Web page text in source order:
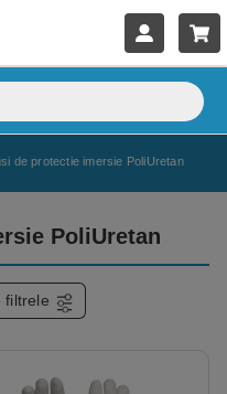
de protectie imersie PoliUretan
PoliUretan
filtrele